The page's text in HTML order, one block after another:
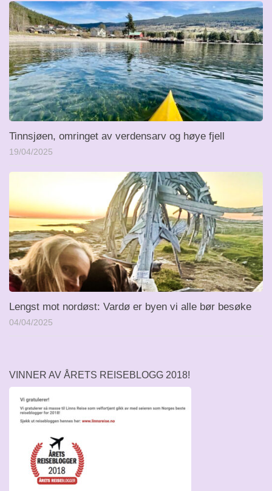
Tinnsjøen, omringet av verdensarv og høye fjell
19/04/2025
Lengst mot nordøst: Vardø er byen vi alle bør besøke
04/04/2025
VINNER AV ÅRETS REISEBLOGG 2018!